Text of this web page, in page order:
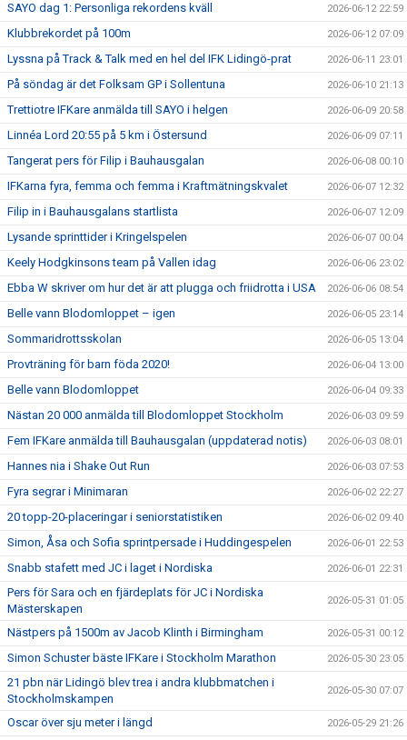
SAYO dag 1: Personliga rekordens kväll 2026-06-12 22:59
Klubbrekordet på 100m 2026-06-12 07:09
Lyssna på Track & Talk med en hel del IFK Lidingö-prat 2026-06-11 23:01
På söndag är det Folksam GP i Sollentuna 2026-06-10 21:13
Trettiotre IFKare anmälda till SAYO i helgen 2026-06-09 20:58
Linnéa Lord 20:55 på 5 km i Östersund 2026-06-09 07:11
Tangerat pers för Filip i Bauhausgalan 2026-06-08 00:10
IFKarna fyra, femma och femma i Kraftmätningskvalet 2026-06-07 12:32
Filip in i Bauhausgalans startlista 2026-06-07 12:09
Lysande sprinttider i Kringelspelen 2026-06-07 00:04
Keely Hodgkinsons team på Vallen idag 2026-06-06 23:02
Ebba W skriver om hur det är att plugga och friidrotta i USA 2026-06-06 08:54
Belle vann Blodomloppet – igen 2026-06-05 23:14
Sommaridrottsskolan 2026-06-05 13:04
Provträning för barn föda 2020! 2026-06-04 13:00
Belle vann Blodomloppet 2026-06-04 09:33
Nästan 20 000 anmälda till Blodomloppet Stockholm 2026-06-03 09:59
Fem IFKare anmälda till Bauhausgalan (uppdaterad notis) 2026-06-03 08:01
Hannes nia i Shake Out Run 2026-06-03 07:53
Fyra segrar i Minimaran 2026-06-02 22:27
20 topp-20-placeringar i seniorstatistiken 2026-06-02 09:40
Simon, Åsa och Sofia sprintpersade i Huddingespelen 2026-06-01 22:53
Snabb stafett med JC i laget i Nordiska 2026-06-01 22:31
Pers för Sara och en fjärdeplats för JC i Nordiska
Mästerskapen
2026-05-31 01:05
Nästpers på 1500m av Jacob Klinth i Birmingham 2026-05-31 00:12
Simon Schuster bäste IFKare i Stockholm Marathon 2026-05-30 23:05
21 pbn när Lidingö blev trea i andra klubbmatchen i
Stockholmskampen
2026-05-30 07:07
Oscar över sju meter i längd 2026-05-29 21:26